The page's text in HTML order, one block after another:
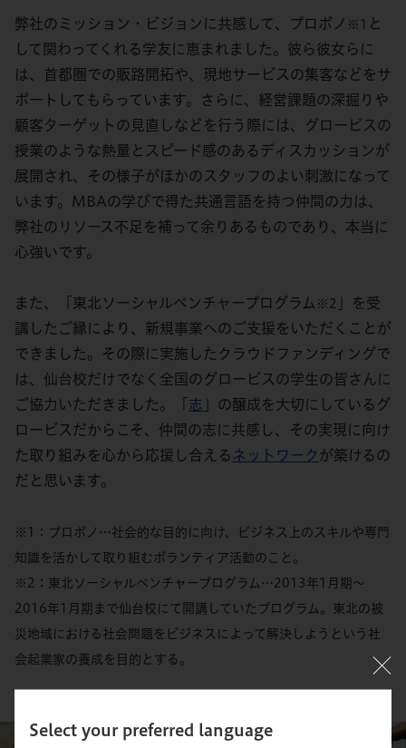
Select your preferred language
弊社のミッション・ビジョンに共感して、プロボノ ※1 と
して関わってくれる学友に恵まれました。彼ら彼女らに
は、首都圏での販路開拓や、現地サービスの集客などをサ
ポートしてもらっています。さらに、経営課題の深掘りや
顧客ターゲットの見直しなどを行う際には、グロービスの
授業のような熱量とスピード感のあるディスカッションが
展開され、その様子がほかのスタッフのよい刺激になって
います。MBAの学びで得た共通言語を持つ仲間の力は、
弊社のリソース不足を補って余りあるものであり、本当に
心強いです。
また、「東北ソーシャルベンチャープログラム ※2
」を受
講したご縁により、新規事業へのご支援をいただくことが
できました。その際に実施したクラウドファンディングで
は、仙台校だけでなく全国のグロービスの学生の皆さんに
ご協力いただきました。「 志 」の醸成を大切にしているグ
ロービスだからこそ、仲間の志に共感し、その実現に向け
た取り組みを心から応援し合える ネットワーク が築けるの
だと思います。
※1：プロボノ…社会的な目的に向け、ビジネス上のスキルや専門
知識を活かして取り組むボランティア活動のこと。
※2：東北ソーシャルベンチャープログラム…2013年1月期～
2016年1月期まで仙台校にて開講していたプログラム。東北の被
災地域における社会問題をビジネスによって解決しようという社
会起業家の養成を目的とする。